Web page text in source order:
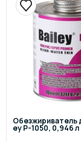
Обезжириватель
ey P-1050, 0,946 л